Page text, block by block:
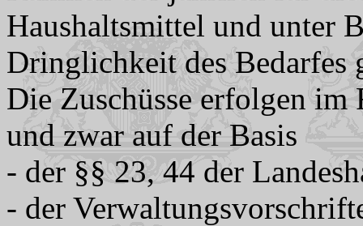
Haushaltsmittel und unter
Dringlichkeit des Bedarfes
Die Zuschüsse erfolgen
und zwar auf der Basis
- der §§ 23, 44 der
- der